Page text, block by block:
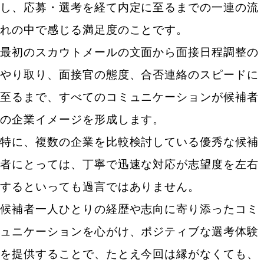
し、応募・選考を経て内定に至るまでの一連の流
れの中で感じる満足度のことです。
最初のスカウトメールの文面から面接日程調整の
やり取り、面接官の態度、合否連絡のスピードに
至るまで、すべてのコミュニケーションが候補者
の企業イメージを形成します。
特に、複数の企業を比較検討している優秀な候補
者にとっては、丁寧で迅速な対応が志望度を左右
するといっても過言ではありません。
候補者一人ひとりの経歴や志向に寄り添ったコミ
ュニケーションを心がけ、ポジティブな選考体験
を提供することで、たとえ今回は縁がなくても、